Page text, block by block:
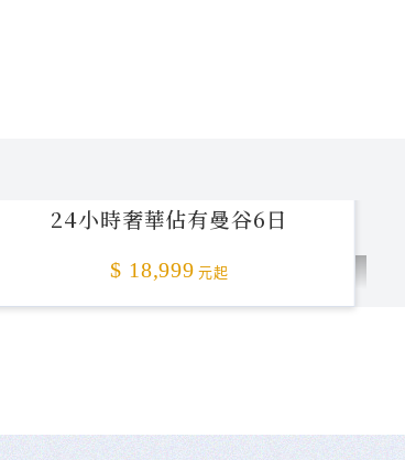
24小時奢華佔有曼谷6日
$ 18,999 元起